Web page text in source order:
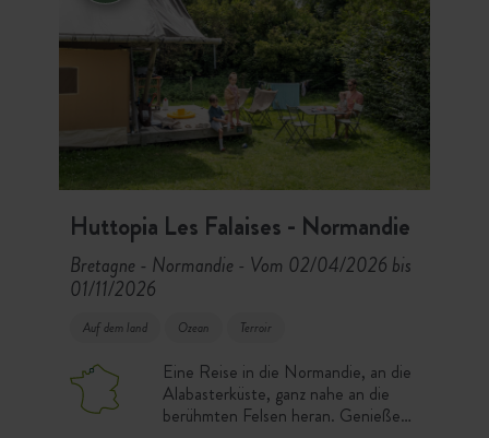
Huttopia Les Falaises - Normandie
Bretagne - Normandie - Vom 02/04/2026 bis
01/11/2026
Auf dem land Ozean Terroir
Eine Reise in die Normandie, an die
Alabasterküste, ganz nahe an die
berühmten Felsen heran. Genießen